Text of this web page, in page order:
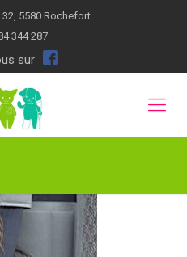
32, 5580 Rochefort
344 287
sur